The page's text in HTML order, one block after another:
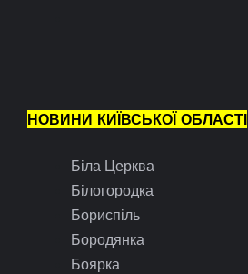
НОВИНИ КИЇВСЬКОЇ ОБЛАСТІ
Біла Церква
Білогородка
Бориспіль
Бородянка
Боярка